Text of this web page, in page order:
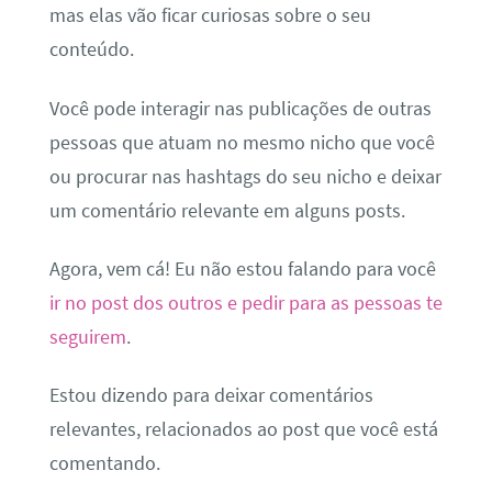
mas elas vão ficar curiosas sobre o seu
conteúdo.
Você pode interagir nas publicações de outras
pessoas que atuam no mesmo nicho que você
ou procurar nas hashtags do seu nicho e deixar
um comentário relevante em alguns posts.
Agora, vem cá! Eu não estou falando para você
ir no post dos outros e pedir para as pessoas te
seguirem.
Estou dizendo para deixar comentários
relevantes, relacionados ao post que você está
comentando.